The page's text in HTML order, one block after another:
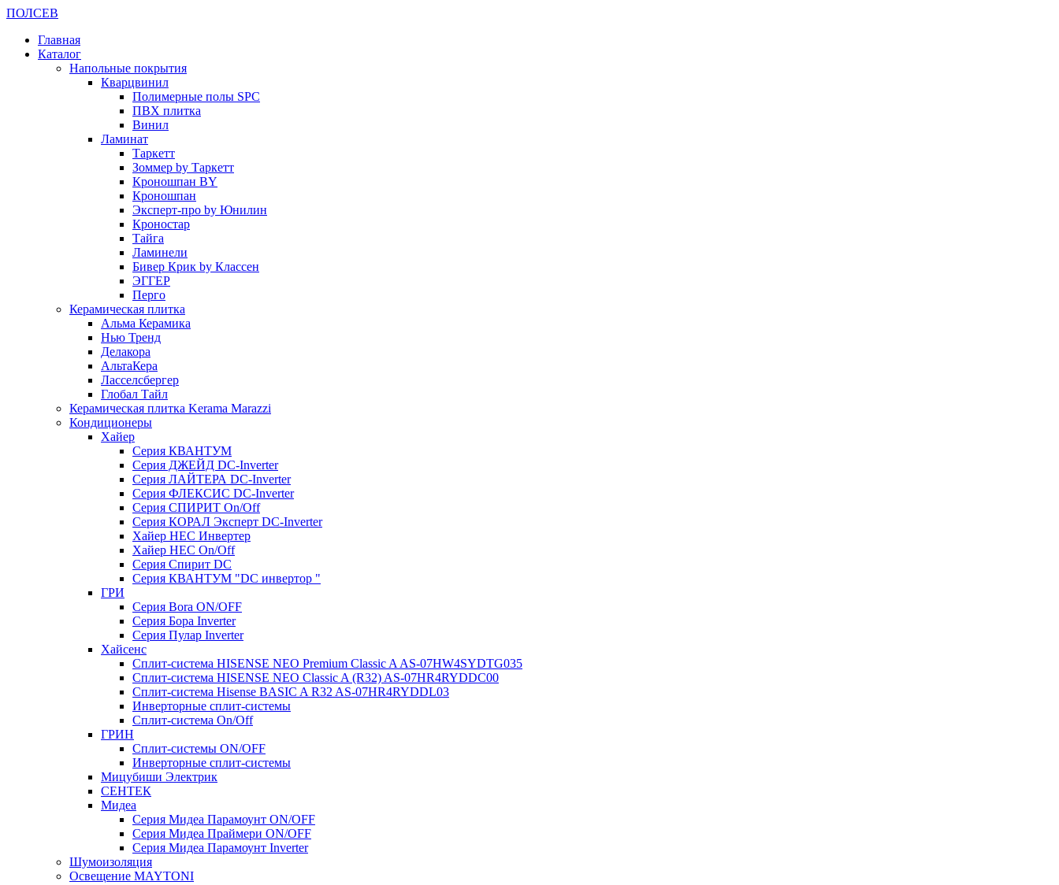
ПОЛСЕВ
Главная
Каталог
Напольные покрытия
Кварцвинил
Полимерные полы SPC
ПВХ плитка
Винил
Ламинат
Таркетт
Зоммер by Таркетт
Кроношпан BY
Кроношпан
Эксперт-про by Юнилин
Кроностар
Тайга
Ламинели
Бивер Крик by Классен
ЭГГЕР
Перго
Керамическая плитка
Альма Керамика
Нью Тренд
Делакора
АльтаКера
Ласселсбергер
Глобал Тайл
Керамическая плитка Kerama Marazzi
Кондиционеры
Хайер
Серия КВАНТУМ
Серия ДЖЕЙД DC-Inverter
Серия ЛАЙТЕРА DC-Inverter
Серия ФЛЕКСИС DC-Inverter
Серия СПИРИТ On/Off
Серия КОРАЛ Эксперт DC-Inverter
Хайер HEC Инвертер
Хайер HEC On/Off
Серия Спирит DC
Серия КВАНТУМ "DC инвертор "
ГРИ
Серия Bora ON/OFF
Серия Бора Inverter
Серия Пулар Inverter
Хайсенс
Сплит-система HISENSE NEO Premium Classic A AS-07HW4SYDTG035
Сплит-система HISENSE NEO Classic A (R32) AS-07HR4RYDDC00
Сплит-система Hisense BASIC A R32 AS-07HR4RYDDL03
Инверторные сплит-системы
Сплит-система On/Off
ГРИН
Сплит-системы ON/OFF
Инверторные сплит-системы
Мицубиши Электрик
СЕНТЕК
Мидеа
Серия Мидеа Парамоунт ON/OFF
Серия Мидеа Праймери ON/OFF
Серия Мидеа Парамоунт Inverter
Шумоизоляция
Освещение MAYTONI